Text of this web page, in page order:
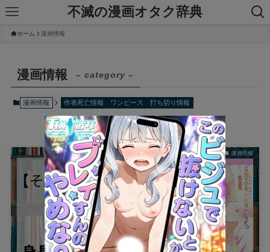
不滅の漫画オタク辞典
ホーム 漫画情報
漫画情報 – category –
漫画情報 作者死亡情報 ワンピース 打ち切り情報
漫画情報